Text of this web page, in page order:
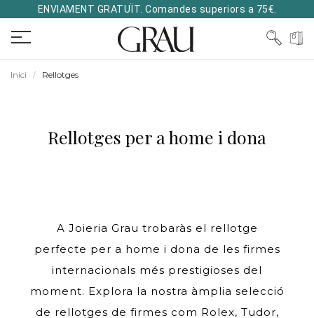
ENVIAMENT GRATUÏT. Comandes superiors a 75€.
Inici Rellotges
Rellotges per a home i dona
A Joieria Grau trobaràs el rellotge
perfecte per a home i dona de les firmes
internacionals més prestigioses del
moment. Explora la nostra àmplia selecció
de rellotges de firmes com Rolex, Tudor,